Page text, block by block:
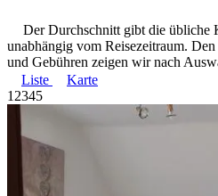
Der Durchschnitt gibt die übliche
unabhängig vom Reisezeitraum.
und Gebühren zeigen wir nach
Liste
Karte
1 2345